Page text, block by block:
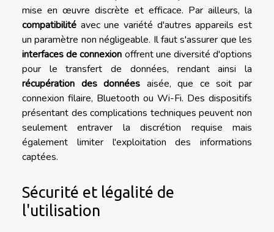
mise en œuvre discrète et efficace. Par ailleurs, la
compatibilité avec une variété d'autres appareils est
un paramètre non négligeable. Il faut s'assurer que les
interfaces de connexion offrent une diversité d'options
pour le transfert de données, rendant ainsi la
récupération des données aisée, que ce soit par
connexion filaire, Bluetooth ou Wi-Fi. Des dispositifs
présentant des complications techniques peuvent non
seulement entraver la discrétion requise mais
également limiter l'exploitation des informations
captées.
Sécurité et légalité de
l'utilisation